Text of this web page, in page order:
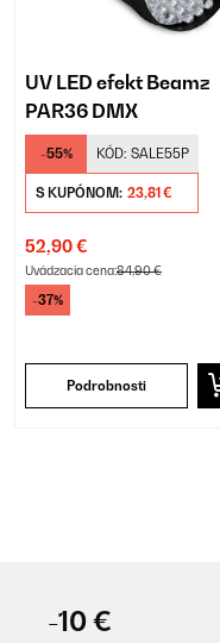
UV LED efekt Beamz
PAR36 DMX
-55% KÓD: SALE55P
S KUPÓNOM: 23,81 €
52,90 €
Uvádzacia cena:84,90 €
-37%
Podrobnosti
-10 €